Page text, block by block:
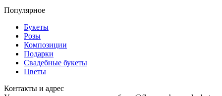
Популярное
Букеты
Розы
Композиции
Подарки
Свадебные букеты
Цветы
Контакты и адрес